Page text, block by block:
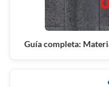
Guía completa: